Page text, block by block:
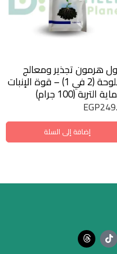
هرمون تجذير ومعالج
الملوحة (2 في 1) – قوة الإنبات
التربة (100 جرام)
EGP
إضافة إلى السلة